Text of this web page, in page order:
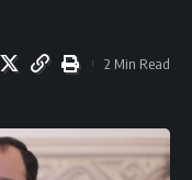
2 Min Read